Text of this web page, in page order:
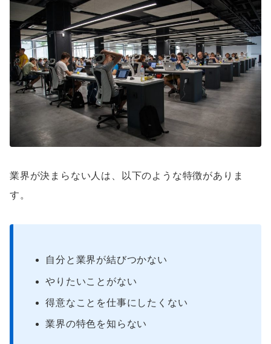
業界が決まらない人は、以下のような特徴がありま
す。
自分と業界が結びつかない
やりたいことがない
得意なことを仕事にしたくない
業界の特色を知らない